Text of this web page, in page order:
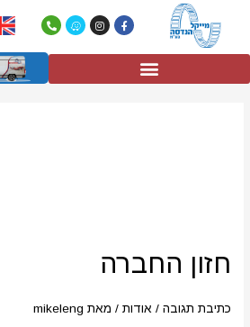
F
a
I
n
W
a
e
a
תפריט
חזון החברה
כתיבת תגובה / אודות / מאת mikeleng
החברה